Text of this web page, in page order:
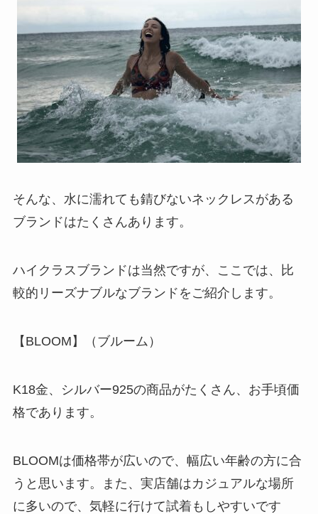
そんな、水に濡れても錆びないネックレスがある
ブランドはたくさんあります。
ハイクラスブランドは当然ですが、ここでは、比
較的リーズナブルなブランドをご紹介します。
【 BLOOM 】（ブルーム）
K18金、シルバー925の商品がたくさん、お手頃価
格であります。
BLOOMは価格帯が広いので、幅広い年齢の方に合
うと思います。また、実店舗はカジュアルな場所
に多いので、気軽に行けて試着もしやすいです